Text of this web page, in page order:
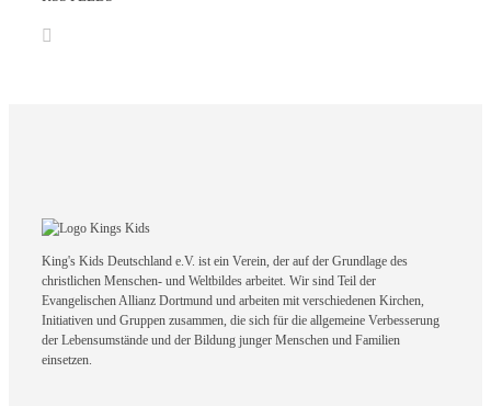
King's Kids Deutschland e.V. ist ein Verein, der auf der Grundlage des
christlichen Menschen- und Weltbildes arbeitet. Wir sind Teil der
Evangelischen Allianz Dortmund und arbeiten mit verschiedenen Kirchen,
Initiativen und Gruppen zusammen, die sich für die allgemeine Verbesserung
der Lebensumstände und der Bildung junger Menschen und Familien
einsetzen.